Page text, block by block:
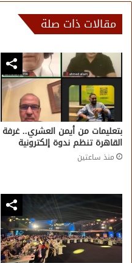
مقالات ذات صلة
بتعليمات من أيمن العشري.. غرفة
القاهرة تنظم ندوة إلكترونية
منذ ساعتين